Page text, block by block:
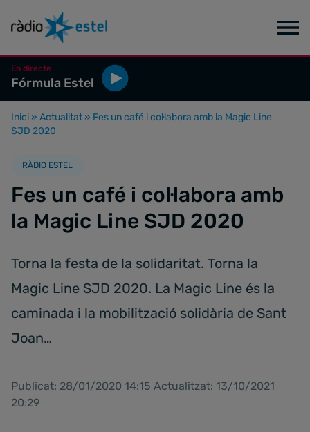
En directe
Fórmula Estel
Inici » Actualitat » Fes un café i col·labora amb la Magic Line
SJD 2020
RÀDIO ESTEL
Fes un café i col·labora amb
la Magic Line SJD 2020
Torna la festa de la solidaritat. Torna la
Magic Line SJD 2020. La Magic Line és la
caminada i la mobilització solidària de Sant
Joan…
Publicat: 28/01/2020 14:15 Actualitzat: 13/10/2021
20:29